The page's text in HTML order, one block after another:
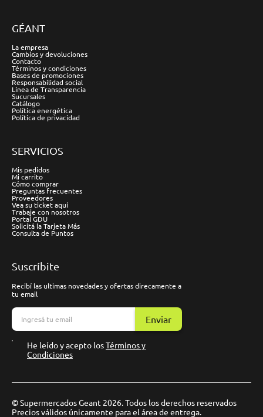
GÉANT
La empresa
Cambios y devoluciones
Contacto
Términos y condiciones
Bases de promociones
Responsabilidad social
Línea de Transparencia
Sucursales
Catálogo
Política energética
Política de privacidad
SERVICIOS
Mis pedidos
Mi carrito
Cómo comprar
Preguntas frecuentes
Proveedores
Vea su ticket aquí
Trabaje con nosotros
Portal GDU
Solicitá la Tarjeta Más
Consulta de Puntos
Suscríbite
Recibí las ultimas novedades y ofertas direcamente a
tu email
Enviar
He leído y acepto losTérminos y
Condiciones
© Supermercados Geant 2026. Todos los derechos reservados
Precios válidos únicamente para el área de entrega.